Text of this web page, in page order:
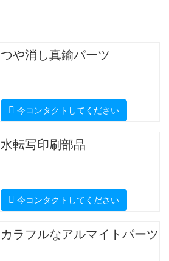
つや消し真鍮パーツ
今コンタクトしてください
水転写印刷部品
今コンタクトしてください
カラフルなアルマイトパーツ